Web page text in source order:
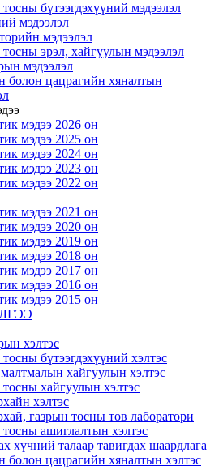
бүтээгдэхүүний мэдээлэл
мэдээлэл
мэдээлэл
эрэл, хайгуулын мэдээлэл
мэдээлэл
болон цацрагийн хяналтын
мэдээ 2026 он
мэдээ 2025 он
мэдээ 2024 он
мэдээ 2023 он
мэдээ 2022 он
мэдээ 2021 он
мэдээ 2020 он
мэдээ 2019 он
мэдээ 2018 он
мэдээ 2017 он
мэдээ 2016 он
мэдээ 2015 он
хэлтэс
бүтээгдэхүүний хэлтэс
хайгуулын хэлтэс
хайгуулын хэлтэс
хэлтэс
газрын тосны төв лаборатори
ашиглалтын хэлтэс
хүчний талаар тавигдах шаардлага
болон цацрагийн хяналтын хэлтэс